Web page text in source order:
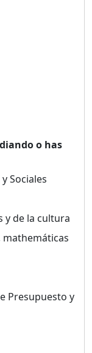
o has
Sociales
y de la cultura
Presupuesto y